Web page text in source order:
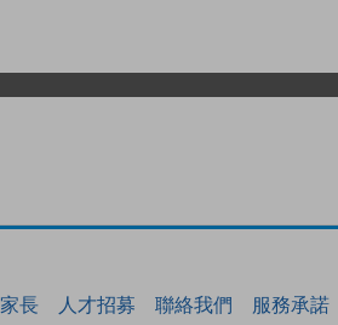
家長 人才招募 聯絡我們 服務承諾